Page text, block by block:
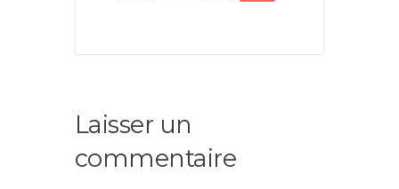
Laisser un
commentaire